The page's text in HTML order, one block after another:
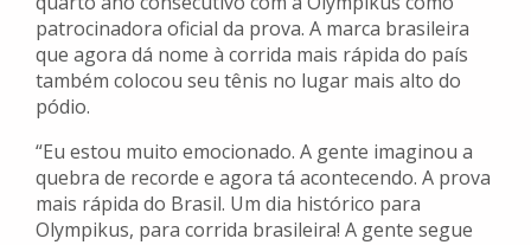
patrocinadora oficial da prova. A marca brasileira
que agora dá nome à corrida mais rápida do país
também colocou seu tênis no lugar mais alto do
pódio.
“Eu estou muito emocionado. A gente imaginou a
quebra de recorde e agora tá acontecendo. A prova
mais rápida do Brasil. Um dia histórico para
Olympikus, para corrida brasileira! A gente segue